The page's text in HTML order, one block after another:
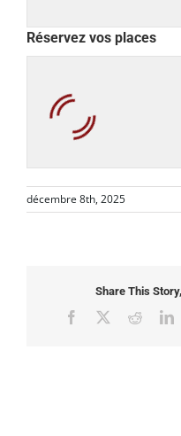
Réservez vos places
décembre 8th, 2025
Share This
Facebook Reddit